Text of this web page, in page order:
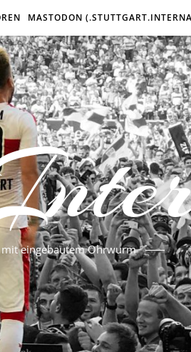
MASTODON
mit eingebautem Ohrwurm